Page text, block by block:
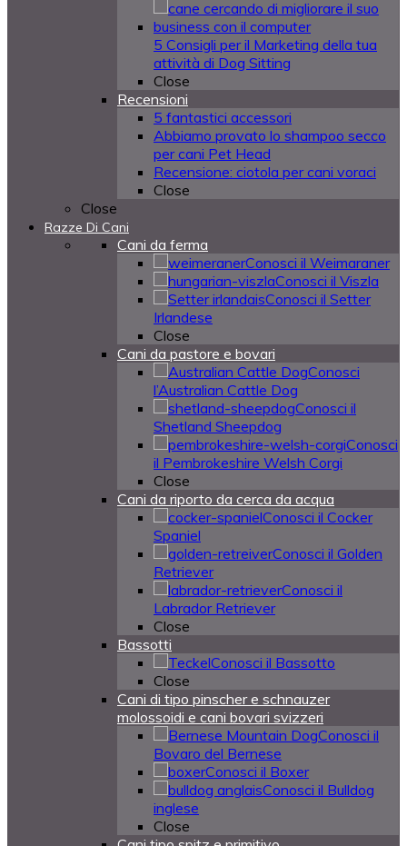
5 Consigli per il Marketing della tua
attività di Dog Sitting
Close
Recensioni
5 fantastici accessori
Abbiamo provato lo shampoo secco
per cani Pet Head
Recensione: ciotola per cani voraci
Close
Close
Razze Di Cani
Cani da ferma
Conosci il Weimaraner
Conosci il Viszla
Conosci il Setter
Irlandese
Close
Cani da pastore e bovari
Conosci
l’Australian Cattle Dog
Conosci il
Shetland Sheepdog
Conosci
il Pembrokeshire Welsh Corgi
Close
Cani da riporto da cerca da acqua
Conosci il Cocker
Spaniel
Conosci il Golden
Retriever
Conosci il
Labrador Retriever
Close
Bassotti
Conosci il Bassotto
Close
Cani di tipo pinscher e schnauzer
molossoidi e cani bovari svizzeri
Conosci il
Bovaro del Bernese
Conosci il Boxer
Conosci il Bulldog
inglese
Close